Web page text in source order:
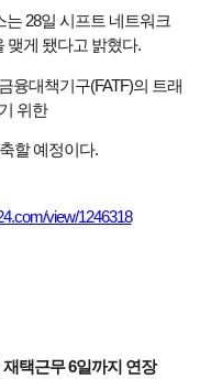
28일 시프트 네트워크
맺게 됐다고 밝혔다.
융대책기구(FATF)의 트래
위한
할 예정이다.
view/1246318
택근무 6일까지 연장